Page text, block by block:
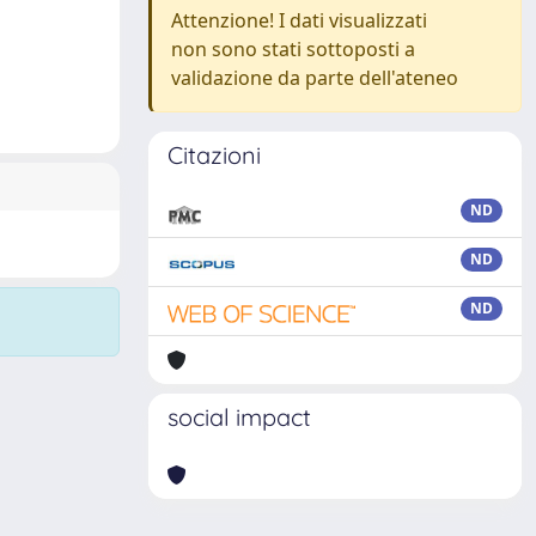
Attenzione! I dati visualizzati
non sono stati sottoposti a
validazione da parte dell'ateneo
Citazioni
ND
ND
ND
social impact